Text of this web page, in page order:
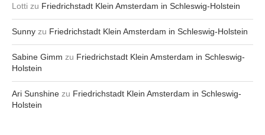
Lotti zu Friedrichstadt Klein Amsterdam in Schleswig-Holstein
Sunny zu Friedrichstadt Klein Amsterdam in Schleswig-Holstein
Sabine Gimm zu Friedrichstadt Klein Amsterdam in Schleswig-
Holstein
Ari Sunshine zu Friedrichstadt Klein Amsterdam in Schleswig-
Holstein